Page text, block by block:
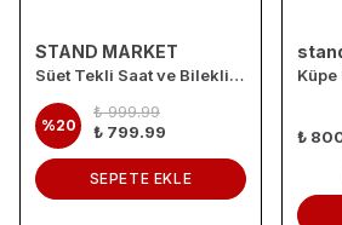
STAND MARKET
Süet Tekli Saat ve Bileklik Standı – Kadife Kaplamalı Takı Düzenleyici
%20
₺ 999.99
₺ 799.99
SEPETE EKLE
Küpe
₺